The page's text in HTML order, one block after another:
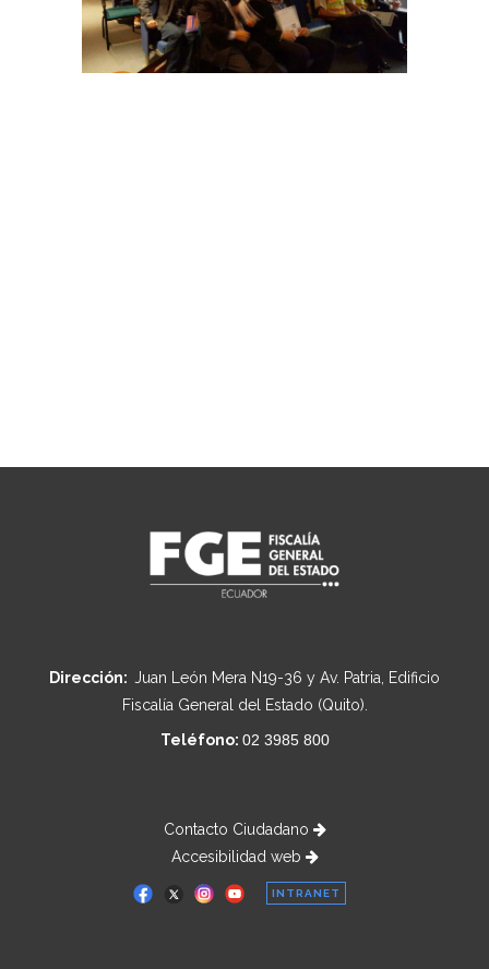
Dirección: Juan León Mera N19-36 y Av. Patria, Edificio
Fiscalía General del Estado (Quito).
Teléfono: 02 3985 800
Contacto Ciudadano
Accesibilidad web
INTRANET